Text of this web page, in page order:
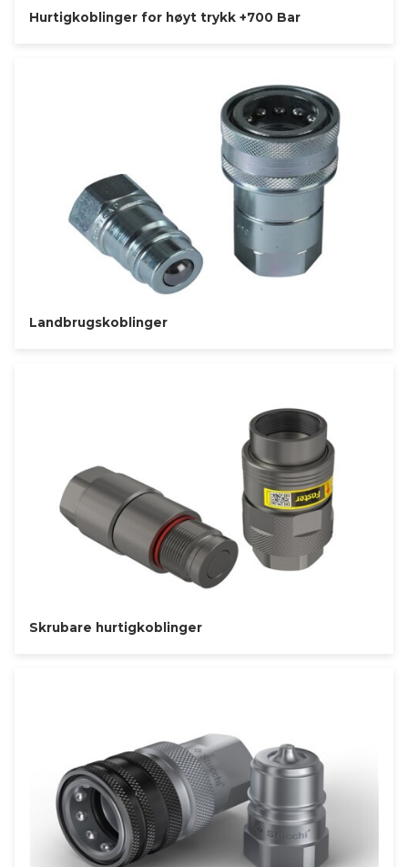
Hurtigkoblinger for høyt trykk +700 Bar
Landbrugskoblinger
Skrubare hurtigkoblinger